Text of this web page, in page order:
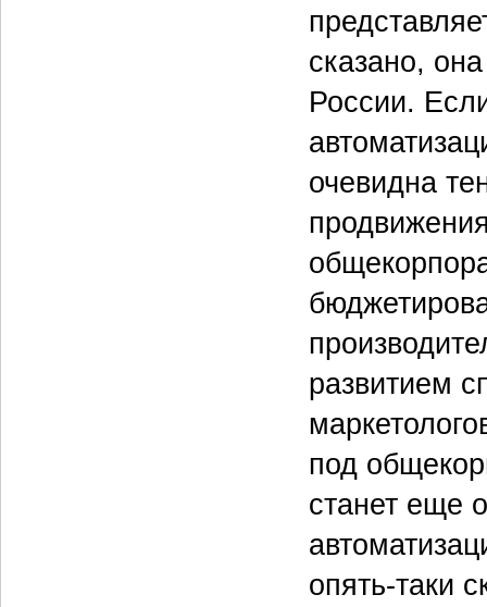
сказано,
России.
очевидна
развитием
под
станет еще
опять‑таки